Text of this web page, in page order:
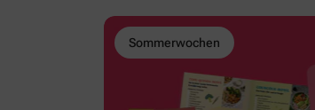
Sommerwochen